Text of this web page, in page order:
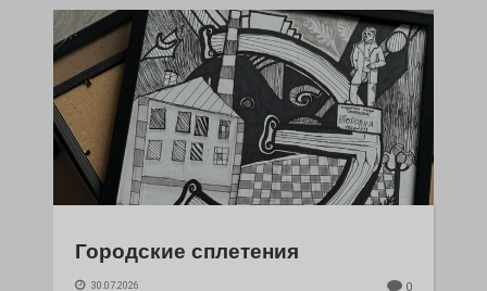
Городские сплетения
30.07.2026 0